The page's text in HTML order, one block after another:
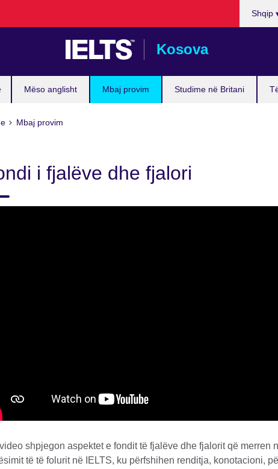
Kosova
Mëso anglisht Mbaj provim Studime në Britani
Shqip
Mbaj provim
i fjalëve dhe fjalori
shpjegon aspektet e fondit të fjalëve dhe fjalorit që merren
të të folurit në IELTS, ku përfshihen renditja, konotacioni,